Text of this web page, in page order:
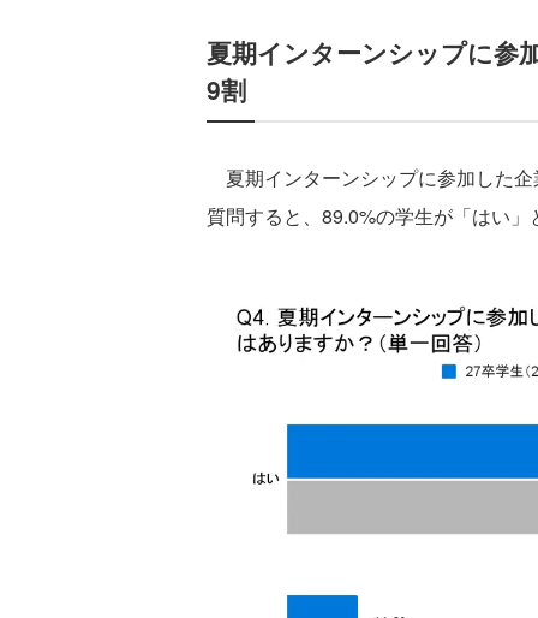
夏期インターンシップに参
9割
夏期インターンシップに参加した
質問すると、89.0%の学生が「はい」